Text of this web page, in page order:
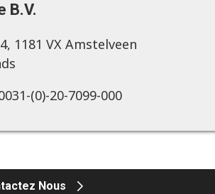
B.V.
1181 VX Amstelveen
(0)-20-7099-000
Nous